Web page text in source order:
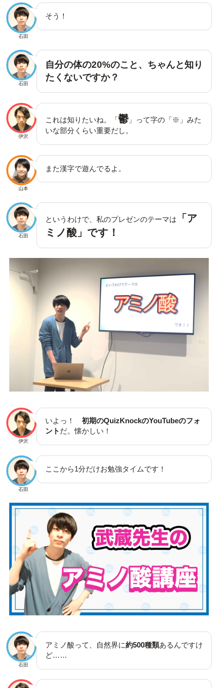
石田
そう！
石田
自分の体の20%のこと、ちゃんと知り
たくないですか？
伊沢
これは知りたいね。「鬱 」って字の「※」みた
いな部分くらい重要だし。
山本
また漢字で遊んでるよ。
石田
というわけで、私のプレゼンのテーマは
「ア
ミノ酸」です！
伊沢
いよっ！初期のQuizKnockのYouTubeのフォ
ント だ。懐かしい！
石田
ここから1分だけお勉強タイムです！
石田
アミノ酸って、自然界に約500種類あるんですけ
ど……